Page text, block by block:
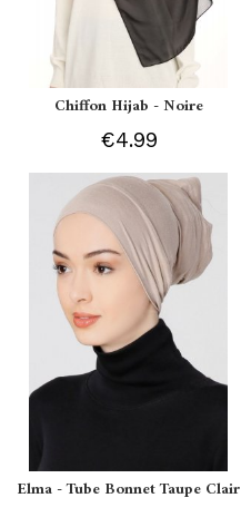
Chiffon Hijab - Noire
€4.99
Elma - Tube Bonnet Taupe Clair